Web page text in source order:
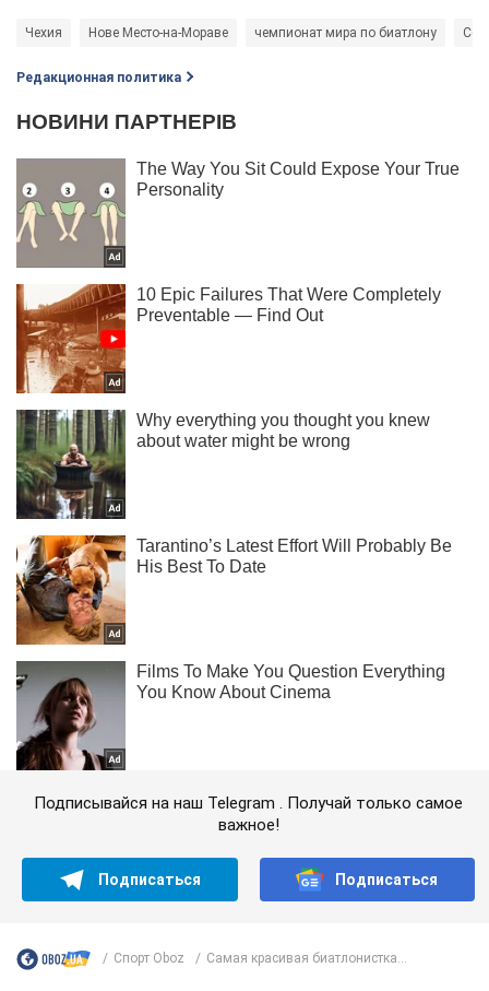
Чехия Нове Место-на-Мораве чемпионат мира по биатлону
Редакционная политика
Подписывайся на наш Telegram . Получай только самое
важное!
Подписаться Подписаться
Спорт Oboz Самая красивая биатлонистка...